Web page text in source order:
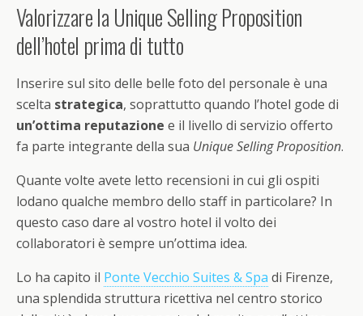
Valorizzare la Unique Selling Proposition
dell’hotel prima di tutto
Inserire sul sito delle belle foto del personale è una
scelta strategica, soprattutto quando l’hotel gode di
un’ottima reputazione e il livello di servizio offerto
fa parte integrante della sua Unique Selling Proposition.
Quante volte avete letto recensioni in cui gli ospiti
lodano qualche membro dello staff in particolare? In
questo caso dare al vostro hotel il volto dei
collaboratori è sempre un’ottima idea.
Lo ha capito il Ponte Vecchio Suites & Spa di Firenze,
una splendida struttura ricettiva nel centro storico